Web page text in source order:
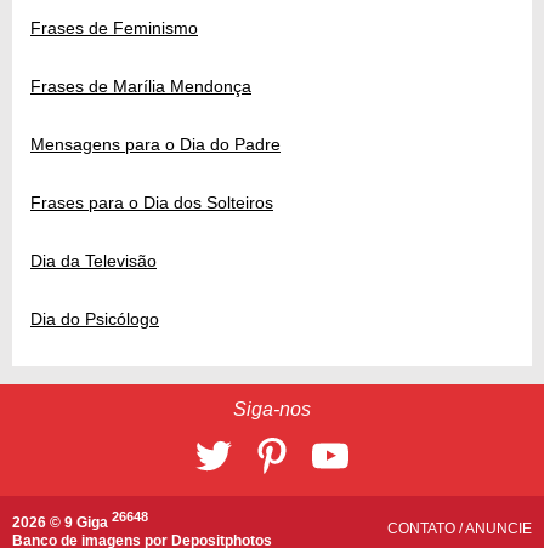
Frases de Feminismo
Frases de Marília Mendonça
Mensagens para o Dia do Padre
Frases para o Dia dos Solteiros
Dia da Televisão
Dia do Psicólogo
Siga-nos
2026 © 9 Giga 26648
Banco de imagens por Depositphotos
CONTATO /ANUNCIE